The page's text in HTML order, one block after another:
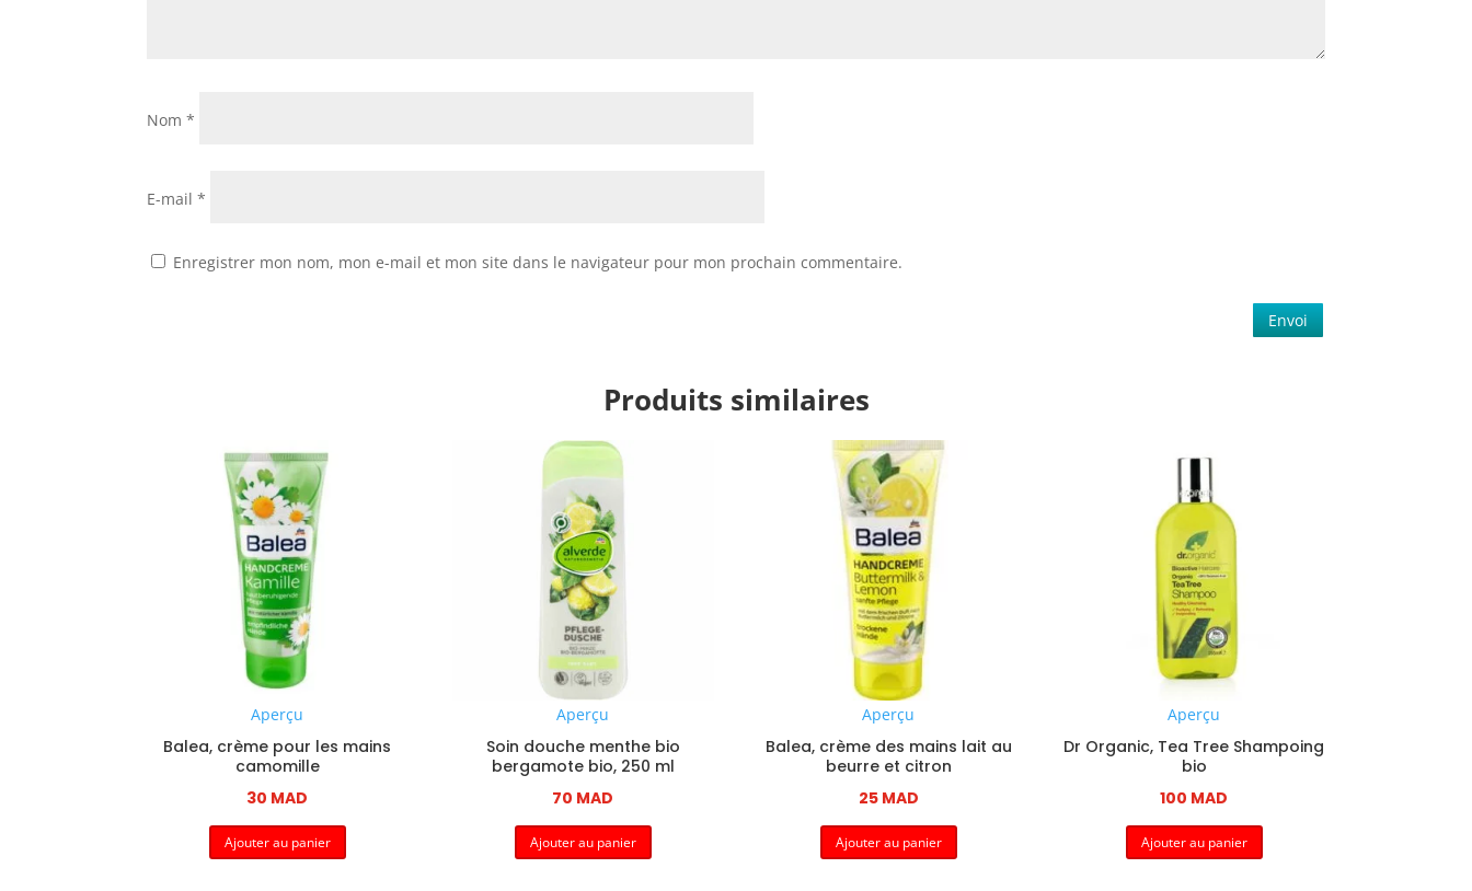
Nom*
E-mail*
Enregistrer mon nom, mon e-mail et mon site dans le navigateur pour mon prochain commentaire.
Envoi
Produits similaires
Aperçu
Balea, crème pour les mains
camomille
30 MAD
Ajouter au panier
Aperçu
Soin douche menthe bio
bergamote bio, 250 ml
70 MAD
Ajouter au panier
Aperçu
Balea, crème des mains lait au
beurre et citron
25 MAD
Ajouter au panier
Aperçu
Dr Organic, Tea Tree Shampoing
bio
100 MAD
Ajouter au panier